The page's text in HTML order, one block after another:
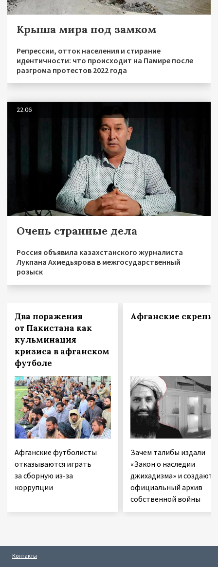
Крыша мира под замком
Репрессии, отток населения и стирание
идентичности: что происходит на Памире после
разгрома протестов 2022 года
22.06
Очень странные дела
Россия объявила казахстанского журналиста
Лукпана Ахмедьярова в межгосударственный
розыск
Два поражения
от Пакистана как
кульминация
кризиса в афганском
футболе
Афганские футболисты
отказываются играть
за сборную из-за
коррупции
Афганские скрепы
Зачем талибы издали
«Закон о наследии
джихадизма» и создают
официальный архив
собственной войны
Контакты